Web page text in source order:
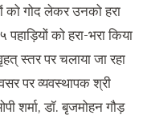
को गोद लेकर उनको हरा
को हरा-भरा किया
स्तर पर चलाया जा रहा
पर व्यवस्थापक श्री
शर्मा, डॉ. बृजमोहन गौड़